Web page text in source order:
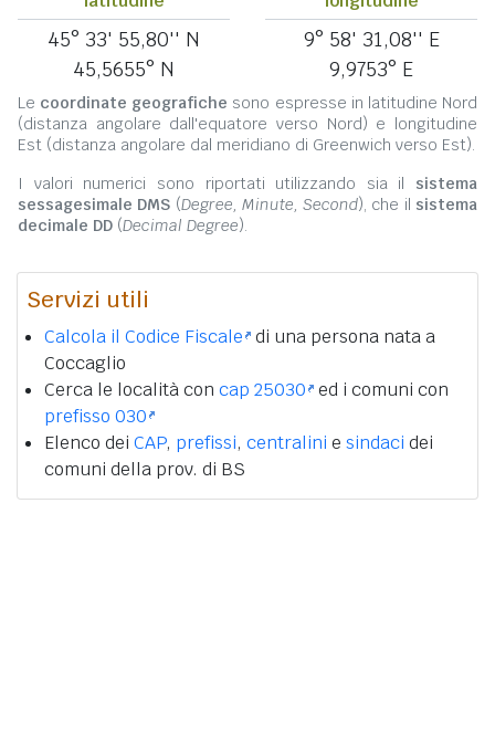
45° 33' 55,80'' N
45,5655° N
9° 58' 31,08'' E
9,9753° E
Le coordinate geografiche sono espresse in latitudine Nord
(distanza angolare dall'equatore verso Nord) e longitudine
Est (distanza angolare dal meridiano di Greenwich verso Est).
I valori numerici sono riportati utilizzando sia il sistema
sessagesimale DMS (Degree, Minute, Second), che il sistema
decimale DD (Decimal Degree).
Servizi utili
Calcola il Codice Fiscale di una persona nata a
Coccaglio
Cerca le località con cap 25030 ed i comuni con
prefisso 030
Elenco dei CAP, prefissi, centralini e sindaci dei
comuni della prov. di BS